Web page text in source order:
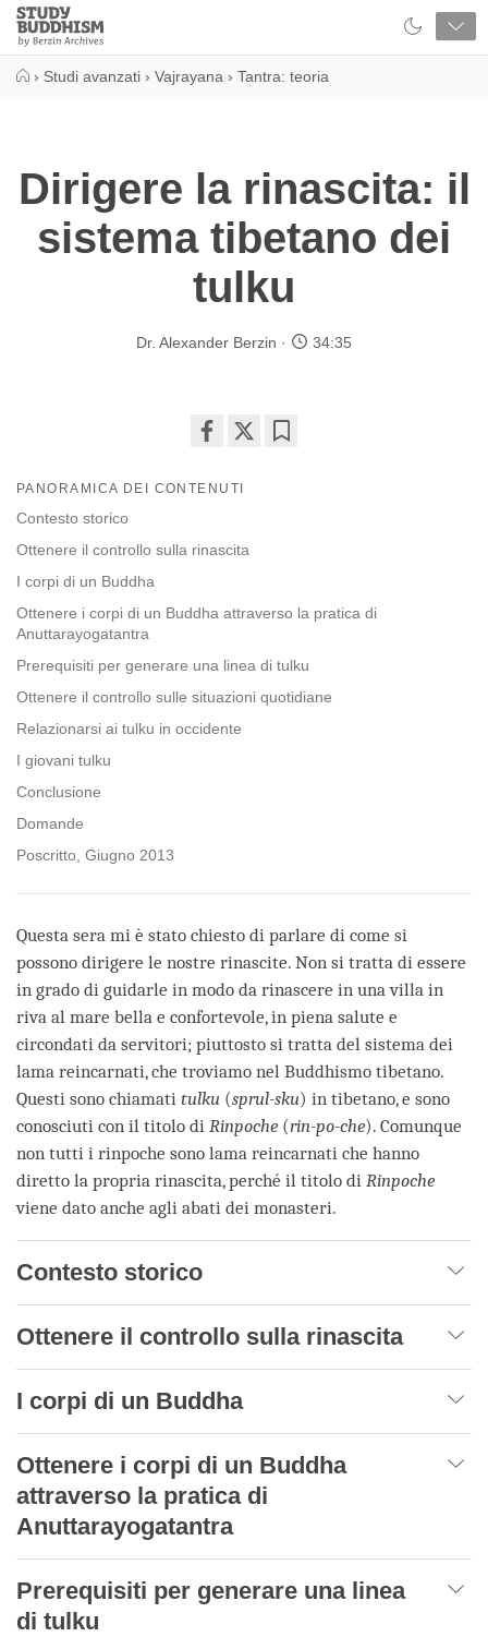
Close
Study
Buddhism
› Studi avanzati › Vajrayana › Tantra: teoria
Dirigere la rinascita: il
sistema tibetano dei
tulku
Dr. Alexander Berzin 34:35
on
PANORAMICA DEI CONTENUTI
Contesto storico
Ottenere il controllo sulla rinascita
I corpi di un Buddha
Ottenere i corpi di un Buddha attraverso la pratica di
Anuttarayogatantra
Prerequisiti per generare una linea di tulku
Ottenere il controllo sulle situazioni quotidiane
Relazionarsi ai tulku in occidente
I giovani tulku
Conclusione
Domande
Poscritto, Giugno 2013
Questa sera mi è stato chiesto di parlare di come si
possono dirigere le nostre rinascite. Non si tratta di essere
in grado di guidarle in modo da rinascere in una villa in
riva al mare bella e confortevole, in piena salute e
circondati da servitori; piuttosto si tratta del sistema dei
lama reincarnati, che troviamo nel Buddhismo tibetano.
Questi sono chiamati tulku (sprul-sku) in tibetano, e sono
conosciuti con il titolo di Rinpoche (rin-po-che). Comunque
non tutti i rinpoche sono lama reincarnati che hanno
diretto la propria rinascita, perché il titolo di Rinpoche
viene dato anche agli abati dei monasteri.
Contesto storico
Ottenere il controllo sulla rinascita
I corpi di un Buddha
Ottenere i corpi di un Buddha
attraverso la pratica di
Anuttarayogatantra
Prerequisiti per generare una linea
di tulku